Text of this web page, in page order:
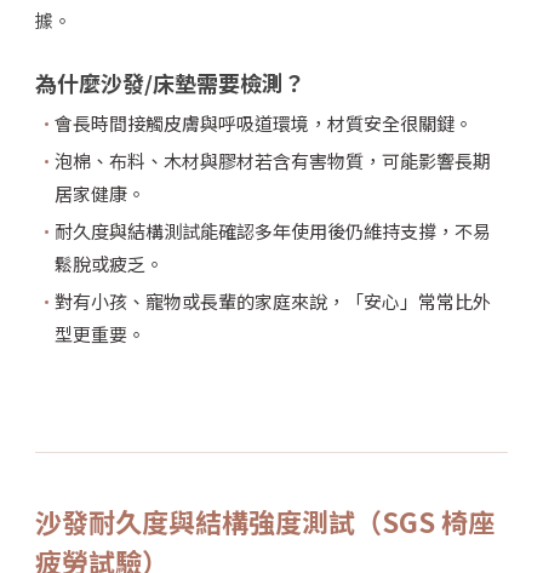
據。
為什麼沙發/床墊需要檢測？
會長時間接觸皮膚與呼吸道環境，材質安全很關鍵。
泡棉、布料、木材與膠材若含有害物質，可能影響長期
居家健康。
耐久度與結構測試能確認多年使用後仍維持支撐，不易
鬆脫或疲乏。
對有小孩、寵物或長輩的家庭來說，「安心」常常比外
型更重要。
沙發耐久度與結構強度測試（SGS 椅座
疲勞試驗）